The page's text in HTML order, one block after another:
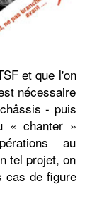
et que l'on
nécessaire
- puis
« chanter »
au
tel projet, on
cas de figure